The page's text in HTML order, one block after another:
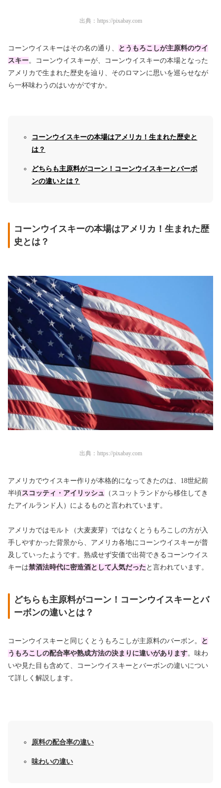
出典： https://pixabay.com
コーンウイスキーはその名の通り、
とうもろこしが主原料のウイ
スキー。コーンウイスキーが、コーンウイスキーの本場となった
アメリカで生まれた歴史を辿り、そのロマンに思いを巡らせなが
ら一杯味わうのはいかがですか。
コーンウイスキーの本場はアメリカ！生まれた歴史と
は？
どちらも主原料がコーン！コーンウイスキーとバーボ
ンの違いとは？
コーンウイスキーの本場はアメリカ！生まれた歴
史とは？
出典： https://pixabay.com
アメリカでウイスキー作りが本格的になってきたのは、18世紀前
半頃 スコッティ・アイリッシュ （ スコットランドから移住してき
たアイルランド人 ）によるものと言われています。
アメリカではモルト（大麦麦芽）ではなくとうもろこしの方が入
手しやすかった背景から、アメリカ各地にコーンウイスキーが普
及していったようです。熟成せず安価で出荷できるコーンウイス
キーは禁酒法時代に密造酒として人気だった と言われています。
どちらも主原料がコーン！コーンウイスキーとバ
ーボンの違いとは？
コーンウイスキーと同じくとうもろこしが主原料のバーボン。
と
うもろこしの配合率や熟成方法の決まりに違いがあります。味わ
いや見た目も含めて、
コーンウイスキーとバーボンの違いについ
て詳しく解説します。
原料の配合率の違い
味わいの違い